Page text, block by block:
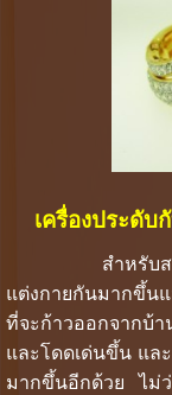
เครื่องประดับ
สำหรับสาวๆส
แต่งกายกันมากขึ้น
ที่จะก้าวออกจากบ้
และโดดเด่นขึ้น แล
มากขึ้นอีกด้วย ไม่ว่